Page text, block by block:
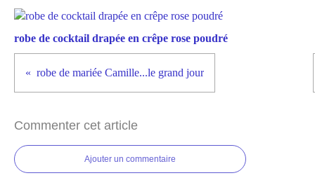
robe de cocktail drapée en crêpe rose poudré
robe de mariée Camille...le grand jour
Commenter cet article
Ajouter un commentaire